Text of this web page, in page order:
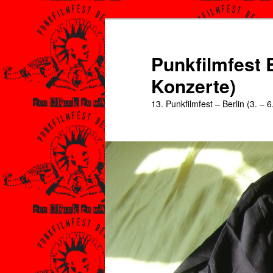
springen
Punkfilmfest
Konzerte)
13. Punkfilmfest – Berlin (3. –